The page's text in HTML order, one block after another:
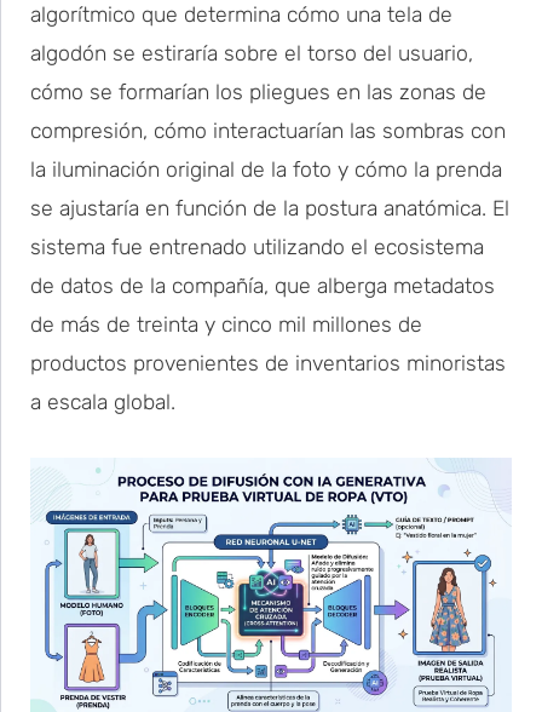
algorítmico que determina cómo una tela de
algodón se estiraría sobre el torso del usuario,
cómo se formarían los pliegues en las zonas de
compresión, cómo interactuarían las sombras con
la iluminación original de la foto y cómo la prenda
se ajustaría en función de la postura anatómica. El
sistema fue entrenado utilizando el ecosistema
de datos de la compañía, que alberga metadatos
de más de treinta y cinco mil millones de
productos provenientes de inventarios minoristas
a escala global.